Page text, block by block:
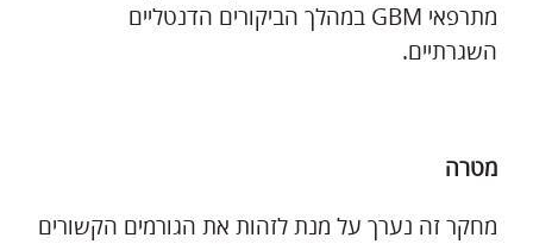
מתרפאי GBM במהלך הביקורים הדנטליים
השגרתיים.
מטרה
מחקר זה נערך על מנת לזהות את הגורמים הקשורים